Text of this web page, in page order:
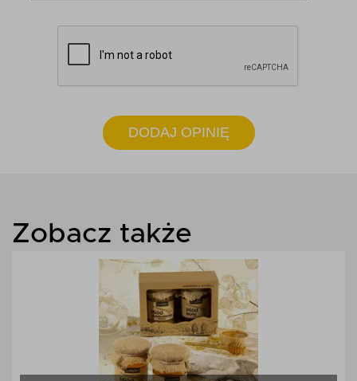
DODAJ OPINIĘ
Zobacz także